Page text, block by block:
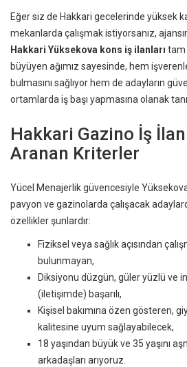
Eğer siz de Hakkari gecelerinde yüksek
mekanlarda çalışmak istiyorsanız,
Hakkari Yüksekova kons iş ilanları tam
büyüyen ağımız sayesinde, hem
bulmasını sağlıyor hem de adayların
ortamlarda iş başı yapmasına olanak
Hakkari Gazino İş
Aranan Kriterler
Yücel Menajerlik güvencesiyle
pavyon ve gazinolarda çalışacak
özellikler şunlardır:
Fiziksel veya sağlık açısından
bulunmayan,
Diksiyonu düzgün, güler yüzlü ve
(iletişimde) başarılı,
Kişisel bakımına özen gösteren,
kalitesine uyum sağlayabilecek,
18 yaşından büyük ve 35 yaşını
arkadaşları arıyoruz.